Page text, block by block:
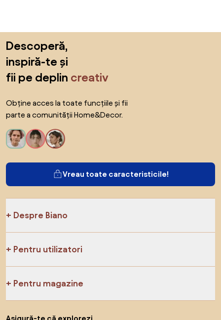
Descoperă,
inspiră-te și
fii pe deplin creativ
Obține acces la toate funcțiile și fii
parte a comunității Home&Decor.
Vreau toate caracteristicile!
Despre Biano
Pentru utilizatori
Pentru magazine
Asigură-te că explorezi